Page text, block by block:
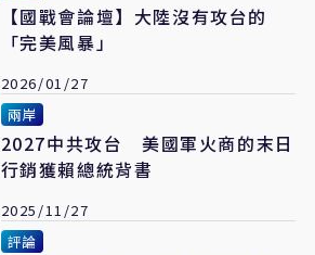
【國戰會論壇】大陸沒有攻台的
「完美風暴」
2026/01/27
兩岸
2027中共攻台 美國軍火商的末日
行銷獲賴總統背書
2025/11/27
評論